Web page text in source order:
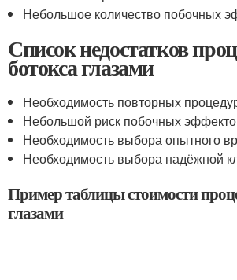
Небольшое количество побочных
Список недостатков
ботокса глазами
Необходимость повторных
Небольшой риск побочных
Необходимость выбора опытного
Необходимость выбора надёжной
Пример таблицы стоимости
глазами